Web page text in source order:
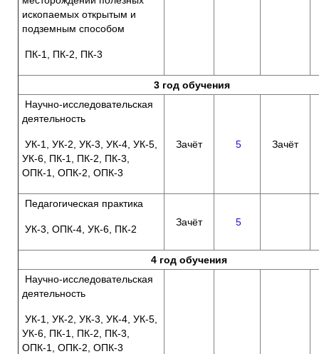
ископаемых открытым и
подземным способом
ПК-1, ПК-2, ПК-3
3 год обучения
Научно-исследовательская
деятельность
УК-1, УК-2, УК-3, УК-4, УК-5,
УК-6, ПК-1, ПК-2, ПК-3,
ОПК-1, ОПК-2, ОПК-3
Зачёт 5 Зачёт
Педагогическая практика
УК-3, ОПК-4, УК-6, ПК-2
Зачёт 5
4 год обучения
Научно-исследовательская
деятельность
УК-1, УК-2, УК-3, УК-4, УК-5,
УК-6, ПК-1, ПК-2, ПК-3,
ОПК-1, ОПК-2, ОПК-3